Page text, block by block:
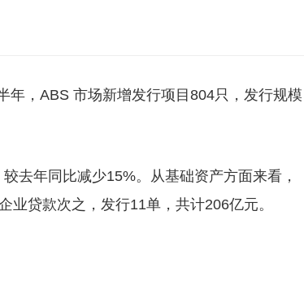
年，ABS 市场新增发行项目804只，发行规模
去年同比减少15%。从基础资产方面来看，
贷款次之，发行11单，共计206亿元。